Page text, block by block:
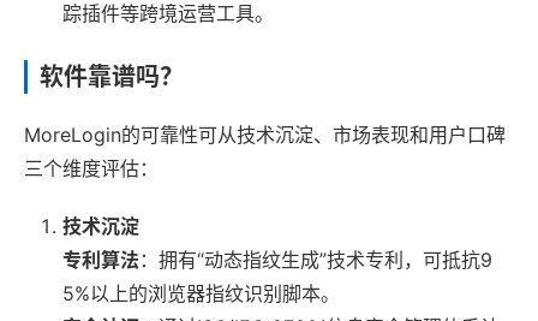
踪插件等跨境运营工具。
软件靠谱吗？
MoreLogin的可靠性可从技术沉淀、市场表现和用户口碑
三个维度评估：
技术沉淀
专利算法 ：拥有“动态指纹生成”技术专利，可抵抗9
5%以上的浏览器指纹识别脚本。